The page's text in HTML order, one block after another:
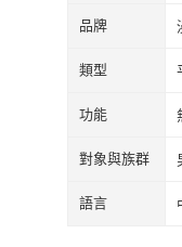
品牌
類型
功能
對象與族群
語言